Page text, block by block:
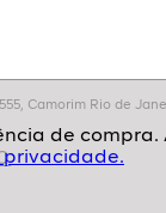
Camorim Rio de